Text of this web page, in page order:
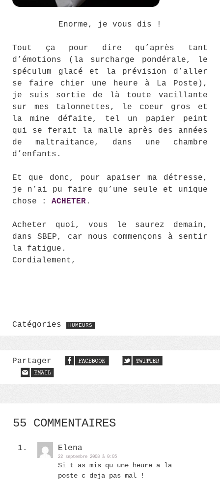
Enorme, je vous dis !
Tout ça pour dire qu’après tant
d’émotions (la surcharge pondérale, le
spéculum glacé et la prévision d’aller
se faire chier une heure à La Poste),
je suis sortie de là toute vacillante
sur mes talonnettes, le coeur gros et
la mine défaite, tel un papier peint
qui se ferait la malle après des années
de maltraitance, dans une chambre
d’enfants.
Et que donc, pour apaiser ma détresse,
je n’ai pu faire qu’une seule et unique
chose : ACHETER.
Acheter quoi, vous le saurez demain,
dans SBEP, car nous commençons à sentir
la fatigue.
Cordialement,
Catégories HUMEURS
Partager
55 COMMENTAIRES
Elena
22 septembre 2008 à 0:05
Si t as mis qu une heure a la
poste c deja pas mal !